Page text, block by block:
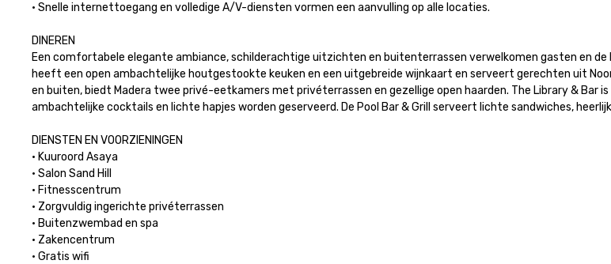
· Snelle internettoegang en volledige A/V-diensten vormen een aanvulling op alle locaties.
DINEREN
Een comfortabele elegante ambiance, schilderachtige uitzichten en buitenterrassen verwelkomen gasten en
heeft een open ambachtelijke houtgestookte keuken en een uitgebreide wijnkaart en serveert gerechten uit
en buiten, biedt Madera twee privé-eetkamers met privéterrassen en gezellige open haarden. The Library & Bar
ambachtelijke cocktails en lichte hapjes worden geserveerd. De Pool Bar & Grill serveert lichte sandwiches,
DIENSTEN EN VOORZIENINGEN
· Kuuroord Asaya
· Salon Sand Hill
· Fitnesscentrum
· Zorgvuldig ingerichte privéterrassen
· Buitenzwembad en spa
· Zakencentrum
· Gratis wifi